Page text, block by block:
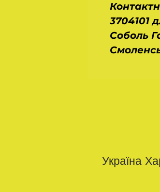
3704101
Соболь
Україна